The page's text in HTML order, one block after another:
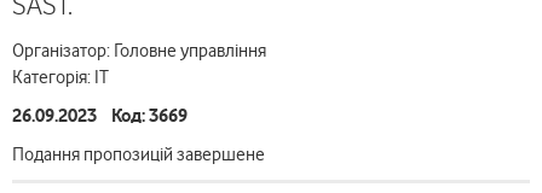
Організатор: Головне управління
Категорія: ІТ
26.09.2023 Код: 3669
Подання пропозицій завершене